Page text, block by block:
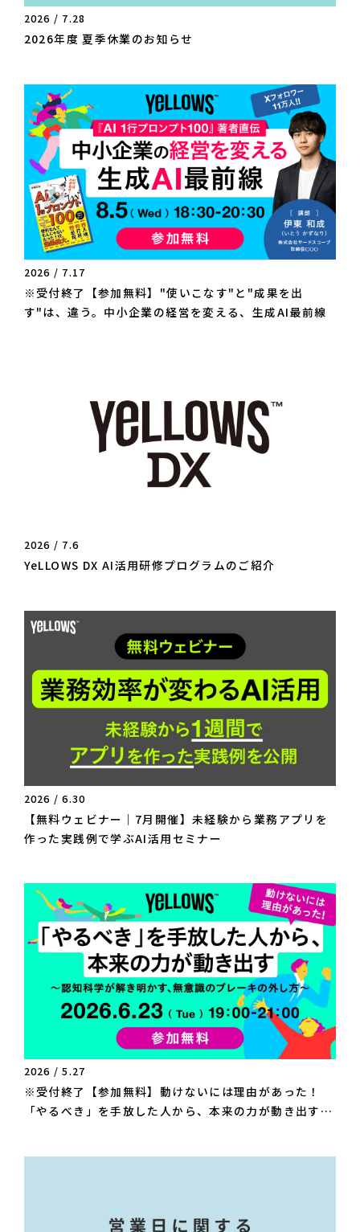
2026 / 7.28
2026年度 夏季休業のお知らせ
2026 / 7.17
※受付終了【参加無料】"使いこなす"と"成果を出
す"は、違う。中小企業の経営を変える、生成AI最前線
2026 / 7.6
YeLLOWS DX AI活用研修プログラムのご紹介
2026 / 6.30
【無料ウェビナー｜7月開催】未経験から業務アプリを
作った実践例で学ぶAI活用セミナー
2026 / 5.27
※受付終了【参加無料】動けないには理由があった！
「やるべき」を手放した人から、本来の力が動き出す〜